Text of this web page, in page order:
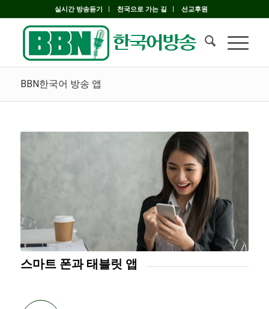
실시간 방송듣기 천국으로 가는 길 선교후원
BBN한국어 방송 앱
스마트 폰과 태블릿 앱